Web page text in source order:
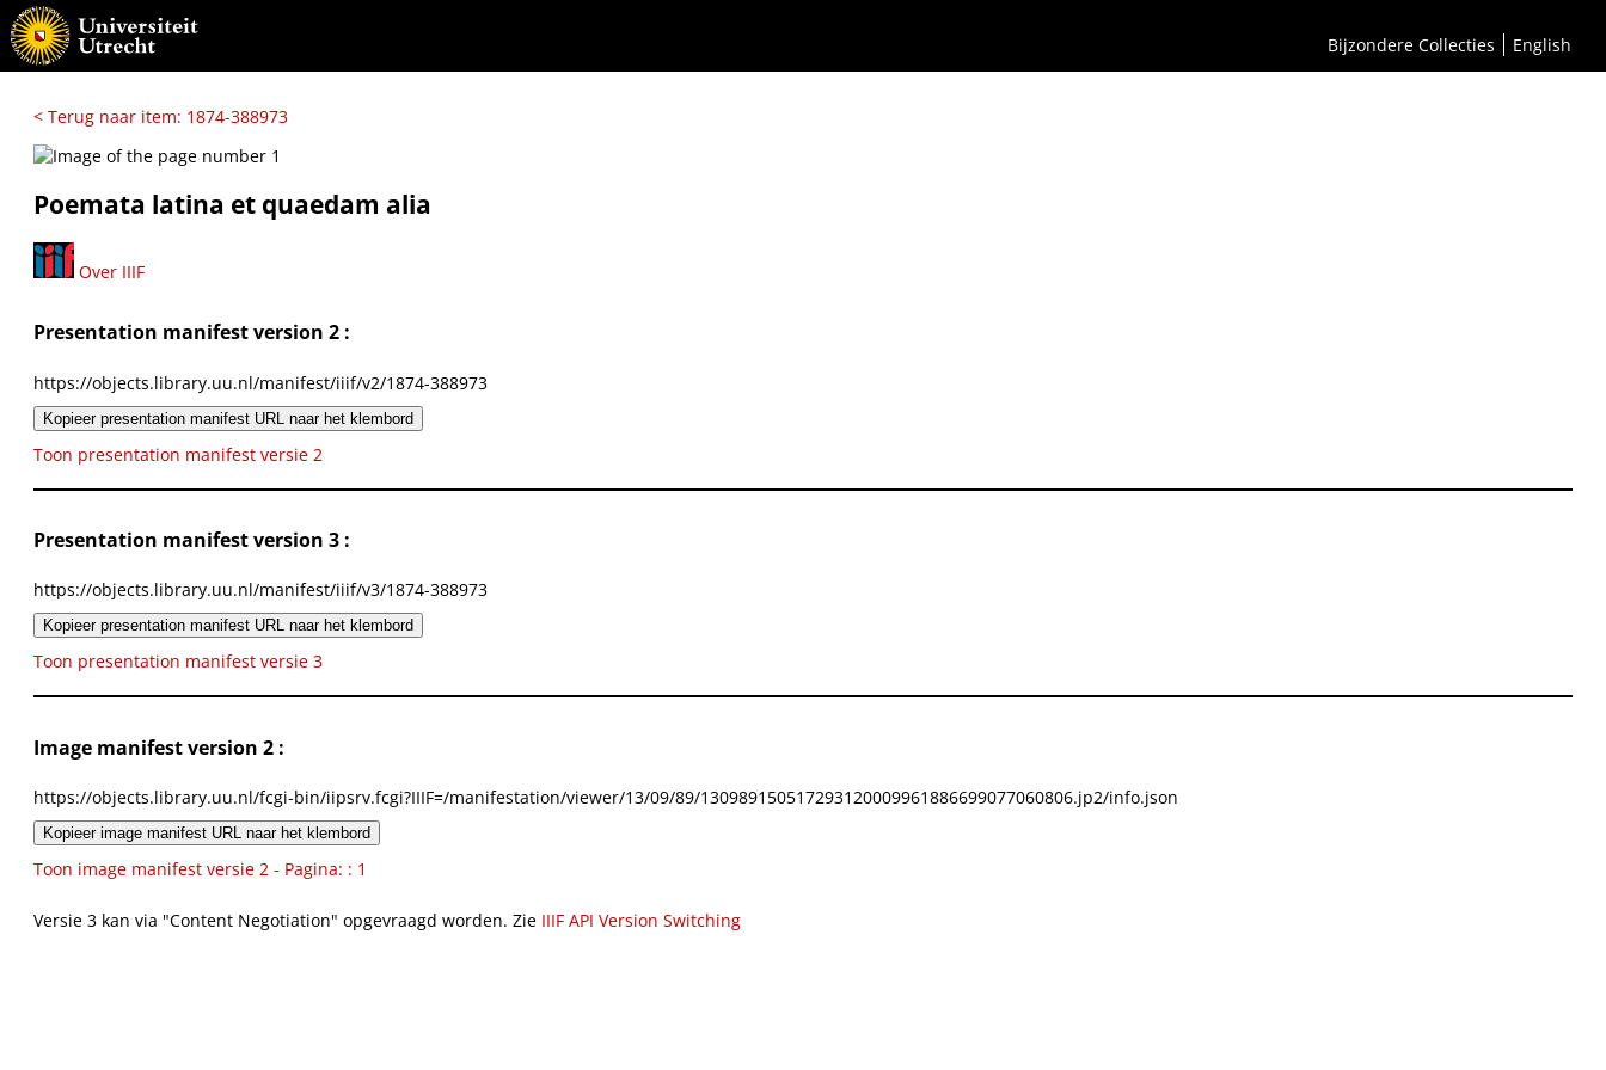
Bijzondere Collecties English
< Terug naar item: 1874-388973
Poemata latina et quaedam alia
Over IIIF
Presentation manifest version 2 :
https://objects.library.uu.nl/manifest/iiif/v2/1874-388973
Kopieer presentation manifest URL naar het klembord
Toon presentation manifest versie 2
Presentation manifest version 3 :
https://objects.library.uu.nl/manifest/iiif/v3/1874-388973
Kopieer presentation manifest URL naar het klembord
Toon presentation manifest versie 3
Image manifest version 2 :
https://objects.library.uu.nl/fcgi-bin/iipsrv.fcgi?IIIF=/manifestation/viewer/13/09/89/130989150517293120009961886699077060806.jp2/info.json
Kopieer image manifest URL naar het klembord
Toon image manifest versie 2 - Pagina: : 1
Versie 3 kan via "Content Negotiation" opgevraagd worden. Zie IIIF API Version Switching